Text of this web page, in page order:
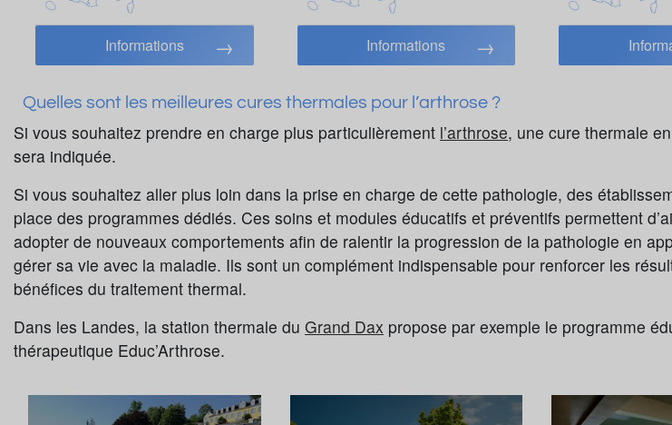
Informations Informations
Quelles sont les meilleures cures thermales pour l’arthrose ?
Si vous souhaitez prendre en charge plus particulièrement l’arthrose, une cure thermale
sera indiquée.
Si vous souhaitez aller plus loin dans la prise en charge de cette pathologie, des
place des programmes dédiés. Ces soins et modules éducatifs et préventifs permettent
adopter de nouveaux comportements afin de ralentir la progression de la pathologie en
gérer sa vie avec la maladie. Ils sont un complément indispensable pour renforcer les
bénéfices du traitement thermal.
Dans les Landes, la station thermale du Grand Dax propose par exemple le programme
thérapeutique Educ’Arthrose.